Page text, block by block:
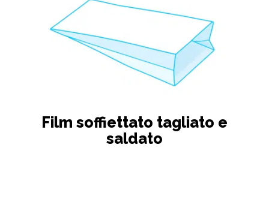
Film soffiettato tagliato e
saldato